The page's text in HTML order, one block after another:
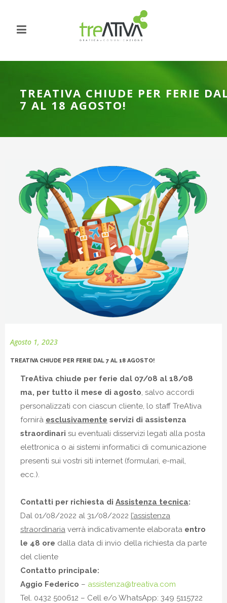
TREATIVA CHIUDE PER FERIE
7 AL 18 AGOSTO!
Agosto 1, 2023
TREATIVA CHIUDE PER FERIE DAL 7 AL 18 AGOSTO!
TreAtiva chiude per ferie dal 07/08 al 18/08
ma, per tutto il mese di agosto , salvo accordi
personalizzati con ciascun cliente, lo staff TreAtiva
fornirà esclusivamente servizi di assistenza
straordinari su eventuali disservizi legati alla posta
elettronica o ai sistemi informatici di comunicazione
presenti sui vostri siti internet (formulari, e-mail,
ecc.).
Contatti per richiesta di Assistenza tecnica:
Dal 01/08/2022 al 31/08/2022 l’assistenza
straordinaria verrà indicativamente elaborata entro
le 48 ore dalla data di invio della richiesta da parte
del cliente
Contatto principale:
Aggio Federico – assistenza@treativa.com
Tel. 0432 500612 – Cell e/o WhatsApp: 349 5115722‬